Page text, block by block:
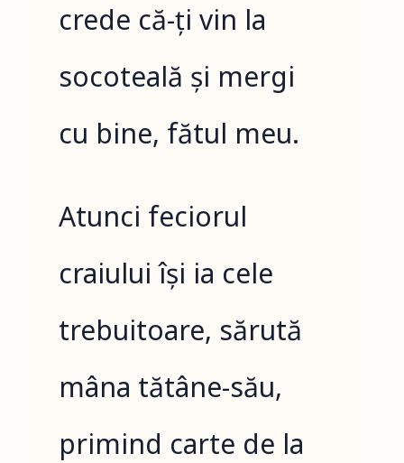
crede că-ți vin la
socoteală și mergi
cu bine, fătul meu.
Atunci feciorul
craiului își ia cele
trebuitoare, sărută
mâna tătâne-său,
primind carte de la